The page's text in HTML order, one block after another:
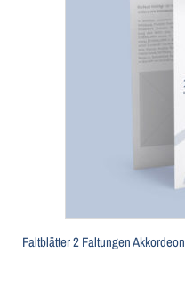
Faltblätter 2 Faltungen Akkordeon